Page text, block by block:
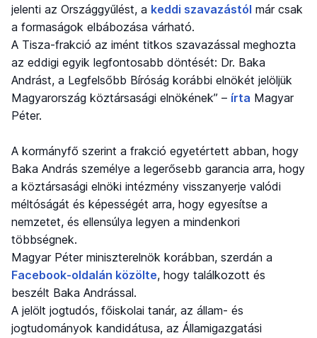
jelenti az Országgyűlést, a keddi szavazástól már csak
a formaságok elbábozása várható.
A Tisza-frakció az imént titkos szavazással meghozta
az eddigi egyik legfontosabb döntését: Dr. Baka
Andrást, a Legfelsőbb Bíróság korábbi elnökét jelöljük
Magyarország köztársasági elnökének” – írta Magyar
Péter.
A kormányfő szerint a frakció egyetértett abban, hogy
Baka András személye a legerősebb garancia arra, hogy
a köztársasági elnöki intézmény visszanyerje valódi
méltóságát és képességét arra, hogy egyesítse a
nemzetet, és ellensúlya legyen a mindenkori
többségnek.
Magyar Péter miniszterelnök korábban, szerdán a
Facebook-oldalán közölte, hogy találkozott és
beszélt Baka Andrással.
A jelölt jogtudós, főiskolai tanár, az állam- és
jogtudományok kandidátusa, az Államigazgatási